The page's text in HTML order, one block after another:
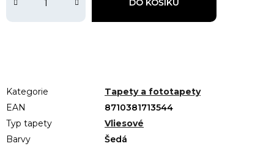
DO KOŠÍKU
Kategorie
Tapety a fototapety
EAN
8710381713544
Typ tapety
Vliesové
Barvy
Šedá